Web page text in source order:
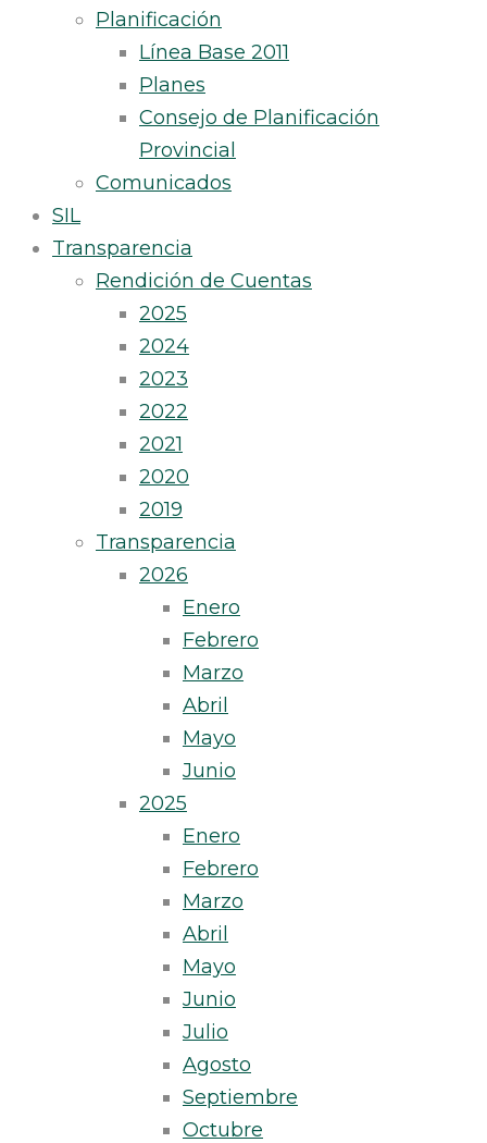
Planificación
Línea Base 2011
Planes
Consejo de Planificación
Provincial
Comunicados
SIL
Transparencia
Rendición de Cuentas
2025
2024
2023
2022
2021
2020
2019
Transparencia
2026
Enero
Febrero
Marzo
Abril
Mayo
Junio
2025
Enero
Febrero
Marzo
Abril
Mayo
Junio
Julio
Agosto
Septiembre
Octubre